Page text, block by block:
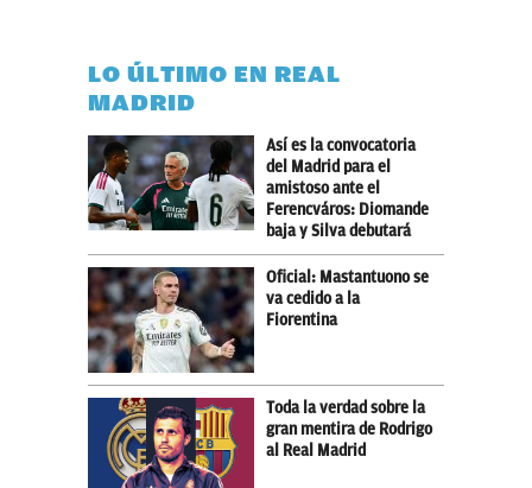
LO ÚLTIMO EN REAL
MADRID
Así es la convocatoria
del Madrid para el
amistoso ante el
Ferencváros: Diomande
baja y Silva debutará
Oficial: Mastantuono se
va cedido a la
Fiorentina
Toda la verdad sobre la
gran mentira de Rodrigo
al Real Madrid